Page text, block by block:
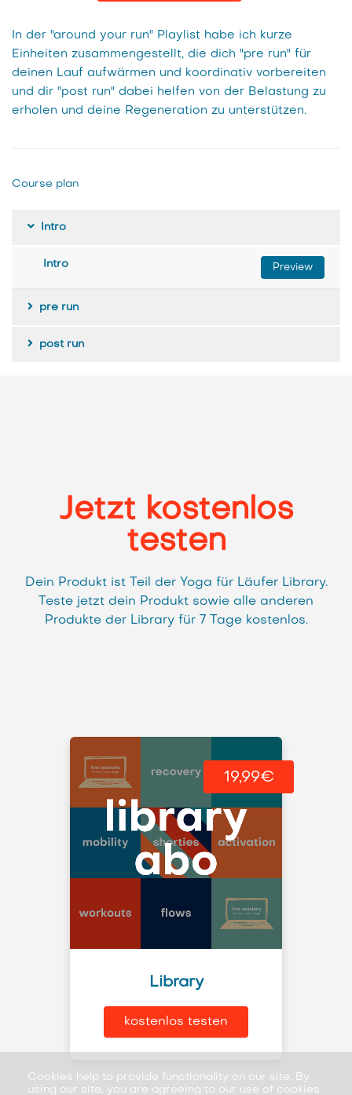
In der "around your run" Playlist habe ich kurze
Einheiten zusammengestellt, die dich "pre run" für
deinen Lauf aufwärmen und koordinativ vorbereiten
und dir "post run" dabei helfen von der Belastung zu
erholen und deine Regeneration zu unterstützen.
Course plan
Intro
Intro Preview
pre run
post run
Jetzt kostenlos
testen
Dein Produkt ist Teil der Yoga für Läufer Library.
Teste jetzt dein Produkt sowie alle anderen
Produkte der Library für 7 Tage kostenlos.
19,99€
Library
kostenlos testen
Cookies help to provide functionality on our site. By
using our site, you are agreeing to our use of cookies.